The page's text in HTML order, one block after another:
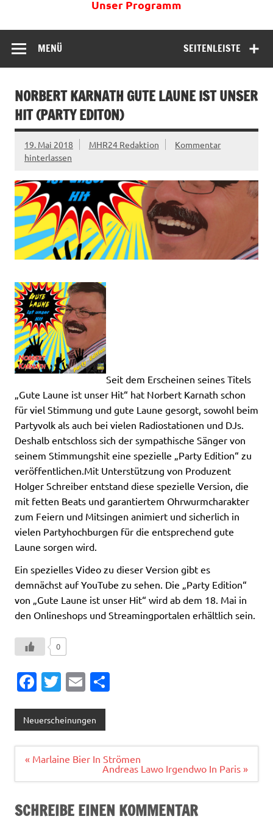
Unser Programm
SEITENLEISTE
MENÜ
NORBERT KARNATH GUTE LAUNE IST UNSER
HIT (PARTY EDITON)
19. Mai 2018 MHR24 Redaktion
Kommentar
hinterlassen
Seit dem Erscheinen seines Titels
„Gute Laune ist unser Hit“ hat Norbert Karnath schon
für viel Stimmung und gute Laune gesorgt, sowohl beim
Partyvolk als auch bei vielen Radiostationen und DJs.
Deshalb entschloss sich der sympathische Sänger von
seinem Stimmungshit eine spezielle „Party Edition“ zu
veröffentlichen.Mit Unterstützung von Produzent
Holger Schreiber entstand diese spezielle Version, die
mit fetten Beats und garantiertem Ohrwurmcharakter
zum Feiern und Mitsingen animiert und sicherlich in
vielen Partyhochburgen für die entsprechend gute
Laune sorgen wird.
Ein spezielles Video zu dieser Version gibt es
demnächst auf YouTube zu sehen. Die „Party Edition“
von „Gute Laune ist unser Hit“ wird ab dem 18. Mai in
den Onlineshops und Streamingportalen erhältlich sein.
0
Fa
e
b
o
o
k
T
it
te
r
E
ai
l
n
Neuerscheinungen
Beitragsnavigation
« Marlaine Bier In Strömen
Andreas Lawo Irgendwo In Paris »
SCHREIBE EINEN KOMMENTAR